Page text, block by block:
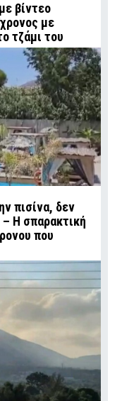
βίντεο
με
τζάμι του
πισίνα, δεν
– Η σπαρακτική
που